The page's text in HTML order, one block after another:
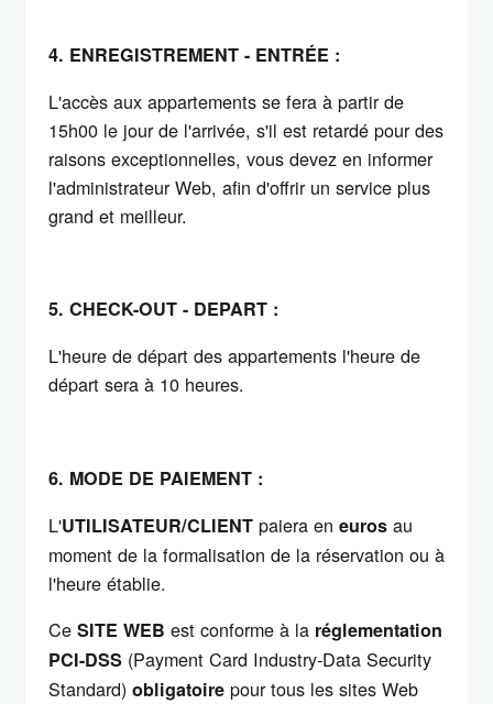
4. ENREGISTREMENT - ENTRÉE :
L'accès aux appartements se fera à partir de
15h00 le jour de l'arrivée, s'il est retardé pour des
raisons exceptionnelles, vous devez en informer
l'administrateur Web, afin d'offrir un service plus
grand et meilleur.
5. CHECK-OUT - DEPART :
L'heure de départ des appartements l'heure de
départ sera à 10 heures.
6. MODE DE PAIEMENT :
L'UTILISATEUR/CLIENTpaiera en euros au
moment de la formalisation de la réservation ou à
l'heure établie.
Ce SITE WEB est conforme à la réglementation
PCI-DSS(Payment Card Industry-Data Security
Standard) obligatoirepour tous les sites Web